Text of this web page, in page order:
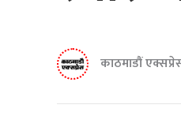
काठमाडौं